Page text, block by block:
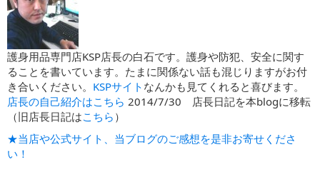
護身用品専門店KSP店長の白石です。護身や防犯、安全に関す
ることを書いています。たまに関係ない話も混じりますがお付
き合いください。 KSPサイト なんかも見てくれると喜びます。
店長の自己紹介はこちら 2014/7/30 店長日記を本blogに移転
（旧店長日記はこちら ）
★当店や公式サイト、当ブログのご感想を是非お寄せくださ
い！